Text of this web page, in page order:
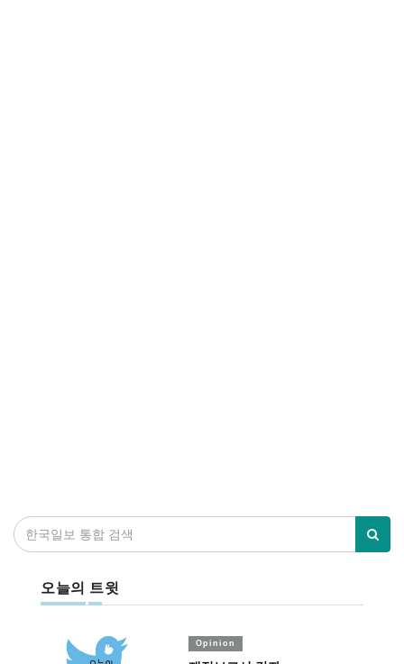
오늘의 트윗
Opinion